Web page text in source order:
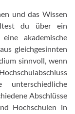
und das Wissen
du über ein
akademische
gleichgesinnten
sinnvoll, wenn
Abschlüsse
Hochschulen in